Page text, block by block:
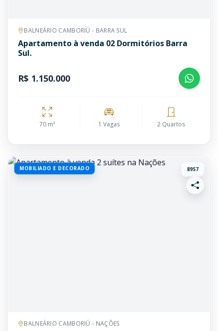
BALNEÁRIO CAMBORIÚ - BARRA SUL
Apartamento à venda 02 Dormitórios Barra
Sul.
R$ 1.150.000
70 m² 1 Vagas 2 Quartos
MOBILIADO E DECORADO 8957
BALNEÁRIO CAMBORIÚ - NAÇÕES